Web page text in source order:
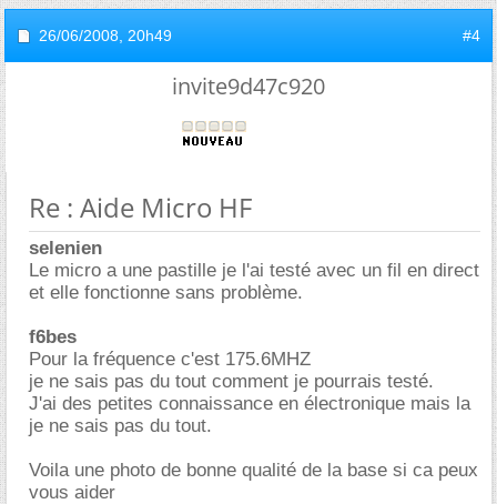
26/06/2008, 20h49 #4
invite9d47c920
Re : Aide Micro HF
selenien
Le micro a une pastille je l'ai testé avec un fil en direct
et elle fonctionne sans problème.
f6bes
Pour la fréquence c'est 175.6MHZ
je ne sais pas du tout comment je pourrais testé.
J'ai des petites connaissance en électronique mais la
je ne sais pas du tout.
Voila une photo de bonne qualité de la base si ca peux
vous aider